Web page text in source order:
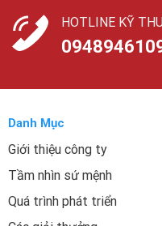
HOTLINE KỸ
Danh Mục
Giới thiệu công ty
Tầm nhìn sứ mệnh
Quá trình phát triển